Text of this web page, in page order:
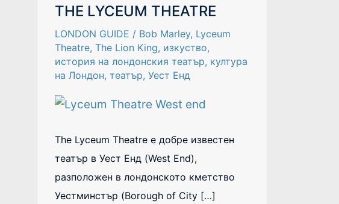
THE LYCEUM THEATRE
LONDON GUIDE / Bob Marley, Lyceum
Theatre, The Lion King, изкуство,
история на лондонския театър, култура
на Лондон, театър, Уест Енд
The Lyceum Theatre е добре известен
театър в Уест Енд (West End),
разположен в лондонското кметство
Уестминстър (Borough of City […]
THE
LYCEUM